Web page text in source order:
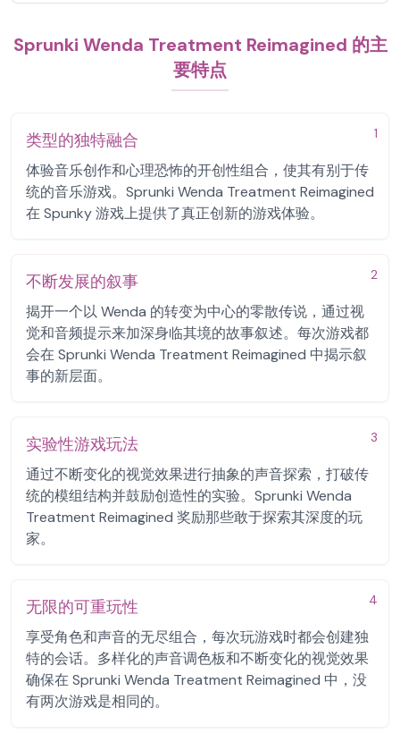
Sprunki Wenda Treatment Reimagined 的主
要特点
1
类型的独特融合
体验音乐创作和心理恐怖的开创性组合，使其有别于传
统的音乐游戏。Sprunki Wenda Treatment Reimagined
在 Spunky 游戏上提供了真正创新的游戏体验。
2
不断发展的叙事
揭开一个以 Wenda 的转变为中心的零散传说，通过视
觉和音频提示来加深身临其境的故事叙述。每次游戏都
会在 Sprunki Wenda Treatment Reimagined 中揭示叙
事的新层面。
3
实验性游戏玩法
通过不断变化的视觉效果进行抽象的声音探索，打破传
统的模组结构并鼓励创造性的实验。Sprunki Wenda
Treatment Reimagined 奖励那些敢于探索其深度的玩
家。
4
无限的可重玩性
享受角色和声音的无尽组合，每次玩游戏时都会创建独
特的会话。多样化的声音调色板和不断变化的视觉效果
确保在 Sprunki Wenda Treatment Reimagined 中，没
有两次游戏是相同的。